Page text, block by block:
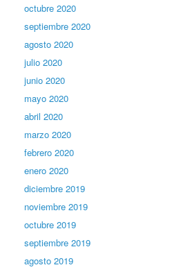
octubre 2020
septiembre 2020
agosto 2020
julio 2020
junio 2020
mayo 2020
abril 2020
marzo 2020
febrero 2020
enero 2020
diciembre 2019
noviembre 2019
octubre 2019
septiembre 2019
agosto 2019